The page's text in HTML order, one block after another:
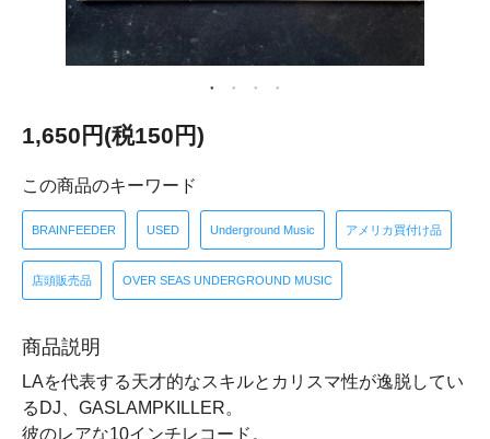
1,650円(税150円)
この商品のキーワード
BRAINFEEDER USED Underground Music アメリカ買付け品
店頭販売品 OVER SEAS UNDERGROUND MUSIC
商品説明
LAを代表する天才的なスキルとカリスマ性が逸脱してい
るDJ、GASLAMPKILLER。
彼のレアな10インチレコード。